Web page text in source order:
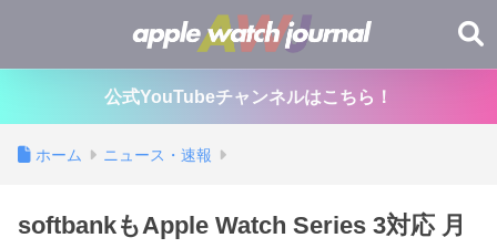
公式YouTubeチャンネルはこちら！
ホーム ニュース・速報
softbankもApple Watch Series 3対応 月